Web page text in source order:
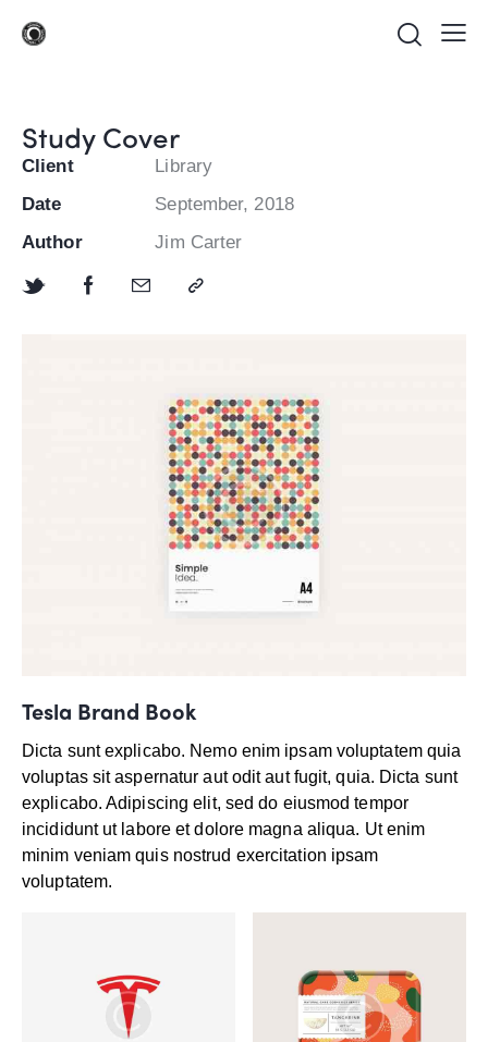
Study Cover
Tesla Brand Book
Dicta sunt explicabo. Nemo enim ipsam voluptatem quia
voluptas sit aspernatur aut odit aut fugit, quia. Dicta sunt
explicabo. Adipiscing elit, sed do eiusmod tempor
incididunt ut labore et dolore magna aliqua. Ut enim
minim veniam quis nostrud exercitation ipsam
voluptatem.
Client
Library
Date
September, 2018
Author
Jim Carter